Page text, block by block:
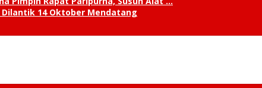
Dilantik 14 Oktober Mendatang